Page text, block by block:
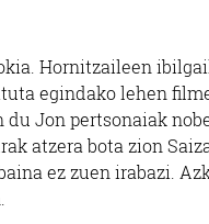
Hornitzaileen
egindako lehen
Jon pertsonaiak
atzera bota zion
ez zuen irabazi.